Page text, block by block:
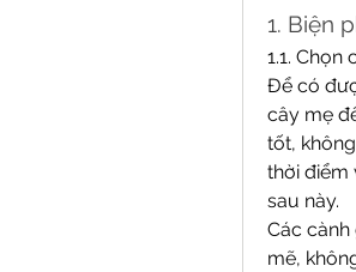
1. Biện
1.1.
Để có
cây mẹ
tốt,
thời điểm
sau này.
Các
mẽ,